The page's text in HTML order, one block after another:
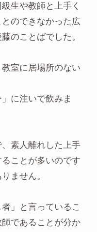
生や教師と上手く
のできなかった広
のことばでした。
室に居場所のない
に注いで飲みま
素人離れした上手
ことが多いのです
ません。
」と言っているこ
であることが分か